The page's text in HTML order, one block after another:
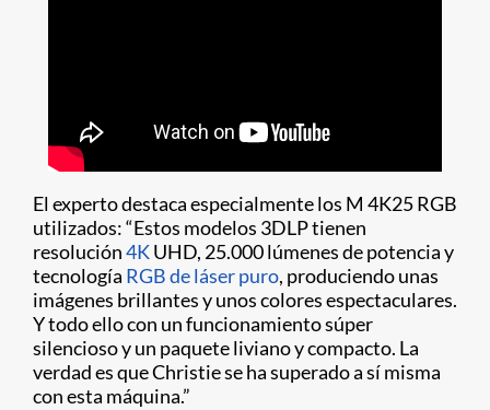
El experto destaca especialmente los M 4K25 RGB
utilizados: “Estos modelos 3DLP tienen
resolución4KUHD, 25.000 lúmenes de potencia y
tecnología RGB de láser puro, produciendo unas
imágenes brillantes y unos colores espectaculares.
Y todo ello con un funcionamiento súper
silencioso y un paquete liviano y compacto. La
verdad es que Christie se ha superado a sí misma
con esta máquina.”